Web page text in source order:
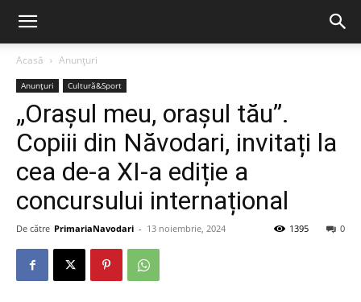
Acasă Anunțuri
Anunțuri Cultură&Sport
„Orașul meu, orașul tău”.
Copiii din Năvodari, invitați la
cea de-a XI-a ediție a
concursului internațional
De către PrimariaNavodari - 13 noiembrie, 2024 0
1395